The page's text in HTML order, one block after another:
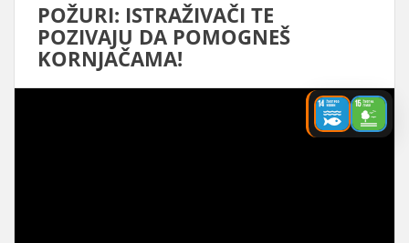
POŽURI: ISTRAŽIVAČI TE
POZIVAJU DA POMOGNEŠ
KORNJAČAMA!